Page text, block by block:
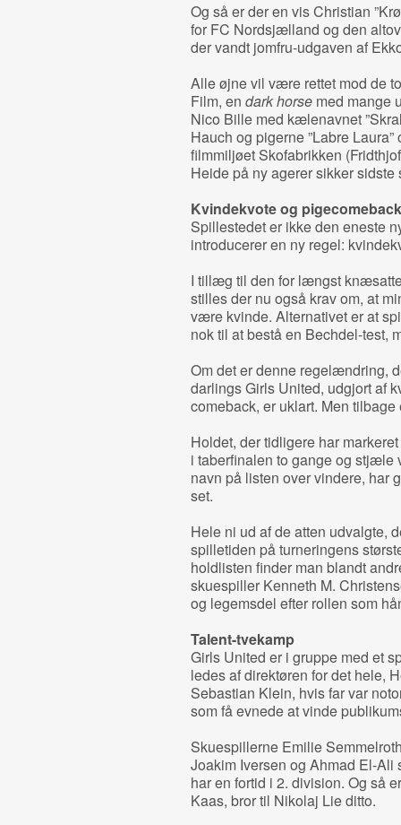
Og så er der en vis Christian
for FC Nordsjælland og den
der vandt jomfru-udgaven af
Alle øjne vil være rettet mod de
Film, en dark horsemed mange
Nico Bille med kælenavnet
Hauch og pigerne ”Labre
filmmiljøet Skofabrikken
Heide på ny agerer sikker sidste
Kvindekvote og pigecomeback
Spillestedet er ikke den eneste
introducerer en ny regel:
I tillæg til den for længst
stilles der nu også krav om, at
være kvinde. Alternativet er at
nok til at bestå en Bechdel-test,
Om det er denne regelændring,
darlings Girls United, udgjort af
comeback, er uklart. Men
Holdet, der tidligere har
i taberfinalen to gange og stjæle
navn på listen over vindere, har
set.
Hele ni ud af de atten udvalgte,
spilletiden på turneringens
holdlisten finder man blandt
skuespiller Kenneth M.
og legemsdel efter rollen som
Talent-tvekamp
Girls United er i gruppe med et
ledes af direktøren for det hele,
Sebastian Klein, hvis far var
som få evnede at vinde
Skuespillerne Emilie
Joakim Iversen og Ahmad El-
har en fortid i 2. division. Og så
Kaas, bror til Nikolaj Lie ditto.